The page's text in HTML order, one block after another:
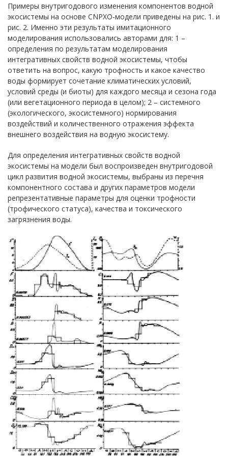
Примеры внутригодового изменения компонентов водной
экосистемы на основе СNPXО-модели приведены на рис. 1. и
рис. 2. Именно эти результаты имитационного
моделирования использовались авторами для: 1 –
определения по результатам моделирования
интегративных свойств водной экосистемы, чтобы
ответить на вопрос, какую трофность и какое качество
воды формирует сочетание климатических условий,
условий среды (и биоты) для каждого месяца и сезона года
(или вегетационного периода в целом); 2 – системного
(экологического, экосистемного) нормирования
воздействий и количественного отражения эффекта
внешнего воздействия на водную экосистему.
Для определения интегративных свойств водной
экосистемы на модели был воспроизведен внутригодовой
цикл развития водной экосистемы, выбраны из перечня
компонентного состава и других параметров модели
репрезентативные параметры для оценки трофности
(трофического статуса), качества и токсического
загрязнения воды.